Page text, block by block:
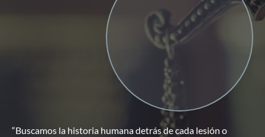
“Buscamos la historia humana detrás de cada lesión o